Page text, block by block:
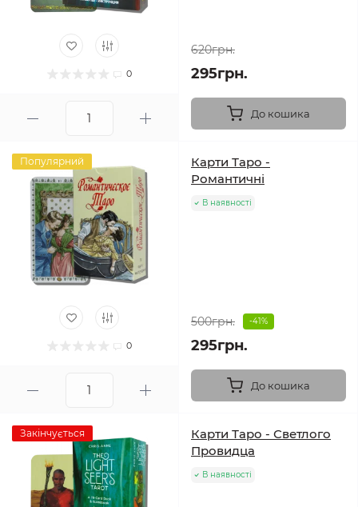
0
620грн.
295грн.
До кошика
Популярний
0
Карти Таро -
Романтичні
В наявності
500грн. -41%
295грн.
До кошика
Закінчується
Карти Таро - Светлого
Провидца
В наявності